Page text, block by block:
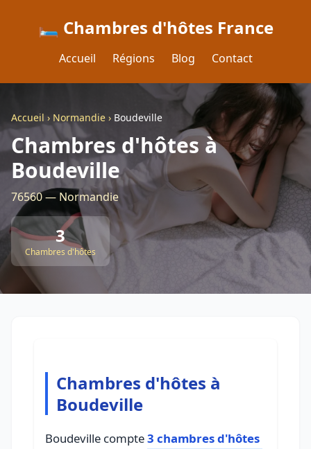
🛏️ Chambres d'hôtes France
Accueil Régions Blog Contact
Accueil › Normandie › Boudeville
Chambres d'hôtes à
Boudeville
76560 — Normandie
3
Chambres d'hôtes
Chambres d'hôtes à
Boudeville
Boudeville compte3 chambres d'hôtes